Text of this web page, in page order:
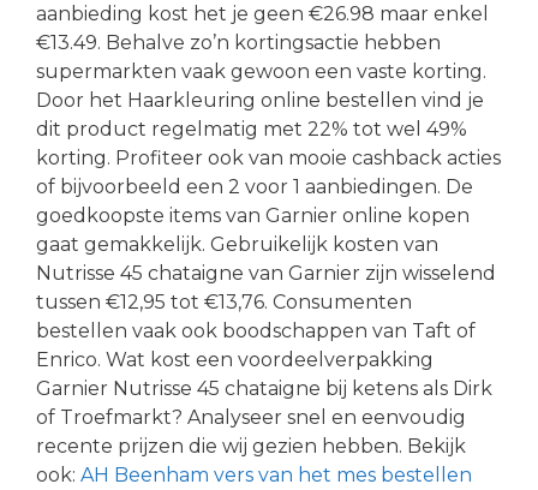
aanbieding kost het je geen €26.98 maar enkel
€13.49. Behalve zo’n kortingsactie hebben
supermarkten vaak gewoon een vaste korting.
Door het Haarkleuring online bestellen vind je
dit product regelmatig met 22% tot wel 49%
korting. Profiteer ook van mooie cashback acties
of bijvoorbeeld een 2 voor 1 aanbiedingen. De
goedkoopste items van Garnier online kopen
gaat gemakkelijk. Gebruikelijk kosten van
Nutrisse 45 chataigne van Garnier zijn wisselend
tussen €12,95 tot €13,76. Consumenten
bestellen vaak ook boodschappen van Taft of
Enrico. Wat kost een voordeelverpakking
Garnier Nutrisse 45 chataigne bij ketens als Dirk
of Troefmarkt? Analyseer snel en eenvoudig
recente prijzen die wij gezien hebben. Bekijk
ook: AH Beenham vers van het mes bestellen